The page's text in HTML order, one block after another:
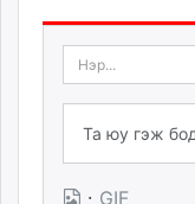
paparazzi.mn
unread.today
· GIF